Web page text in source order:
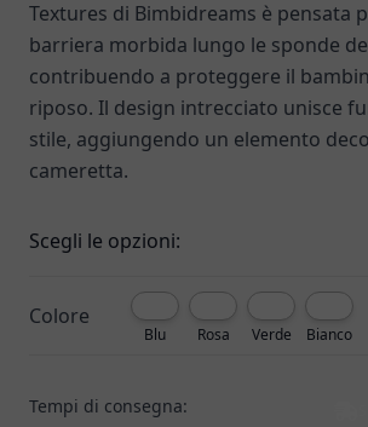
Textures di Bimbidreams è pensata
barriera morbida lungo le sponde
contribuendo a proteggere il
riposo. Il design intrecciato unisce
stile, aggiungendo un elemento
cameretta.
Scegli le opzioni:
Colore
Blu Rosa Verde Bianco
Tempi di consegna: